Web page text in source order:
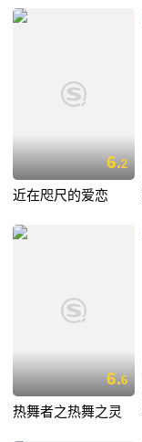
6.2
近在咫尺的爱恋
6.6
热舞者之热舞之灵